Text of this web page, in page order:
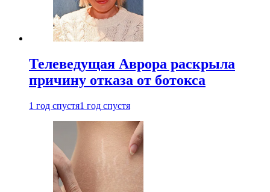
Телеведущая Аврора раскрыла
причину отказа от ботокса
1 год спустя1 год спустя